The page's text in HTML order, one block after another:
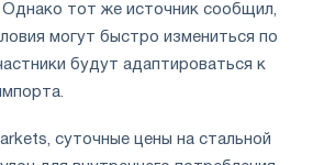
Однако тот же источник сообщил,
могут быстро измениться по
будут адаптироваться к
суточные цены на стальной